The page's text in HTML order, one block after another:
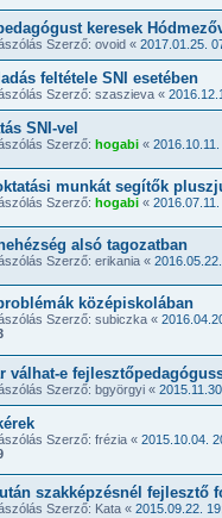
keresek
Szerző: ovoid « 2017.01.25.
feltétele SNI esetében
Szerző: szaszieva «
SNI-vel
Szerző: hogabi « 2016.10.11.
munkát segítők
Szerző: hogabi «
alsó tagozatban
Szerző: erikania «
középiskolában
Szerző: subiczka «
válhat-e
Szerző: bgyörgyi «
Szerző: frézia « 2015.10.04.
szakképzésnél fejlesztő
Szerző: Kata « 2015.09.22.